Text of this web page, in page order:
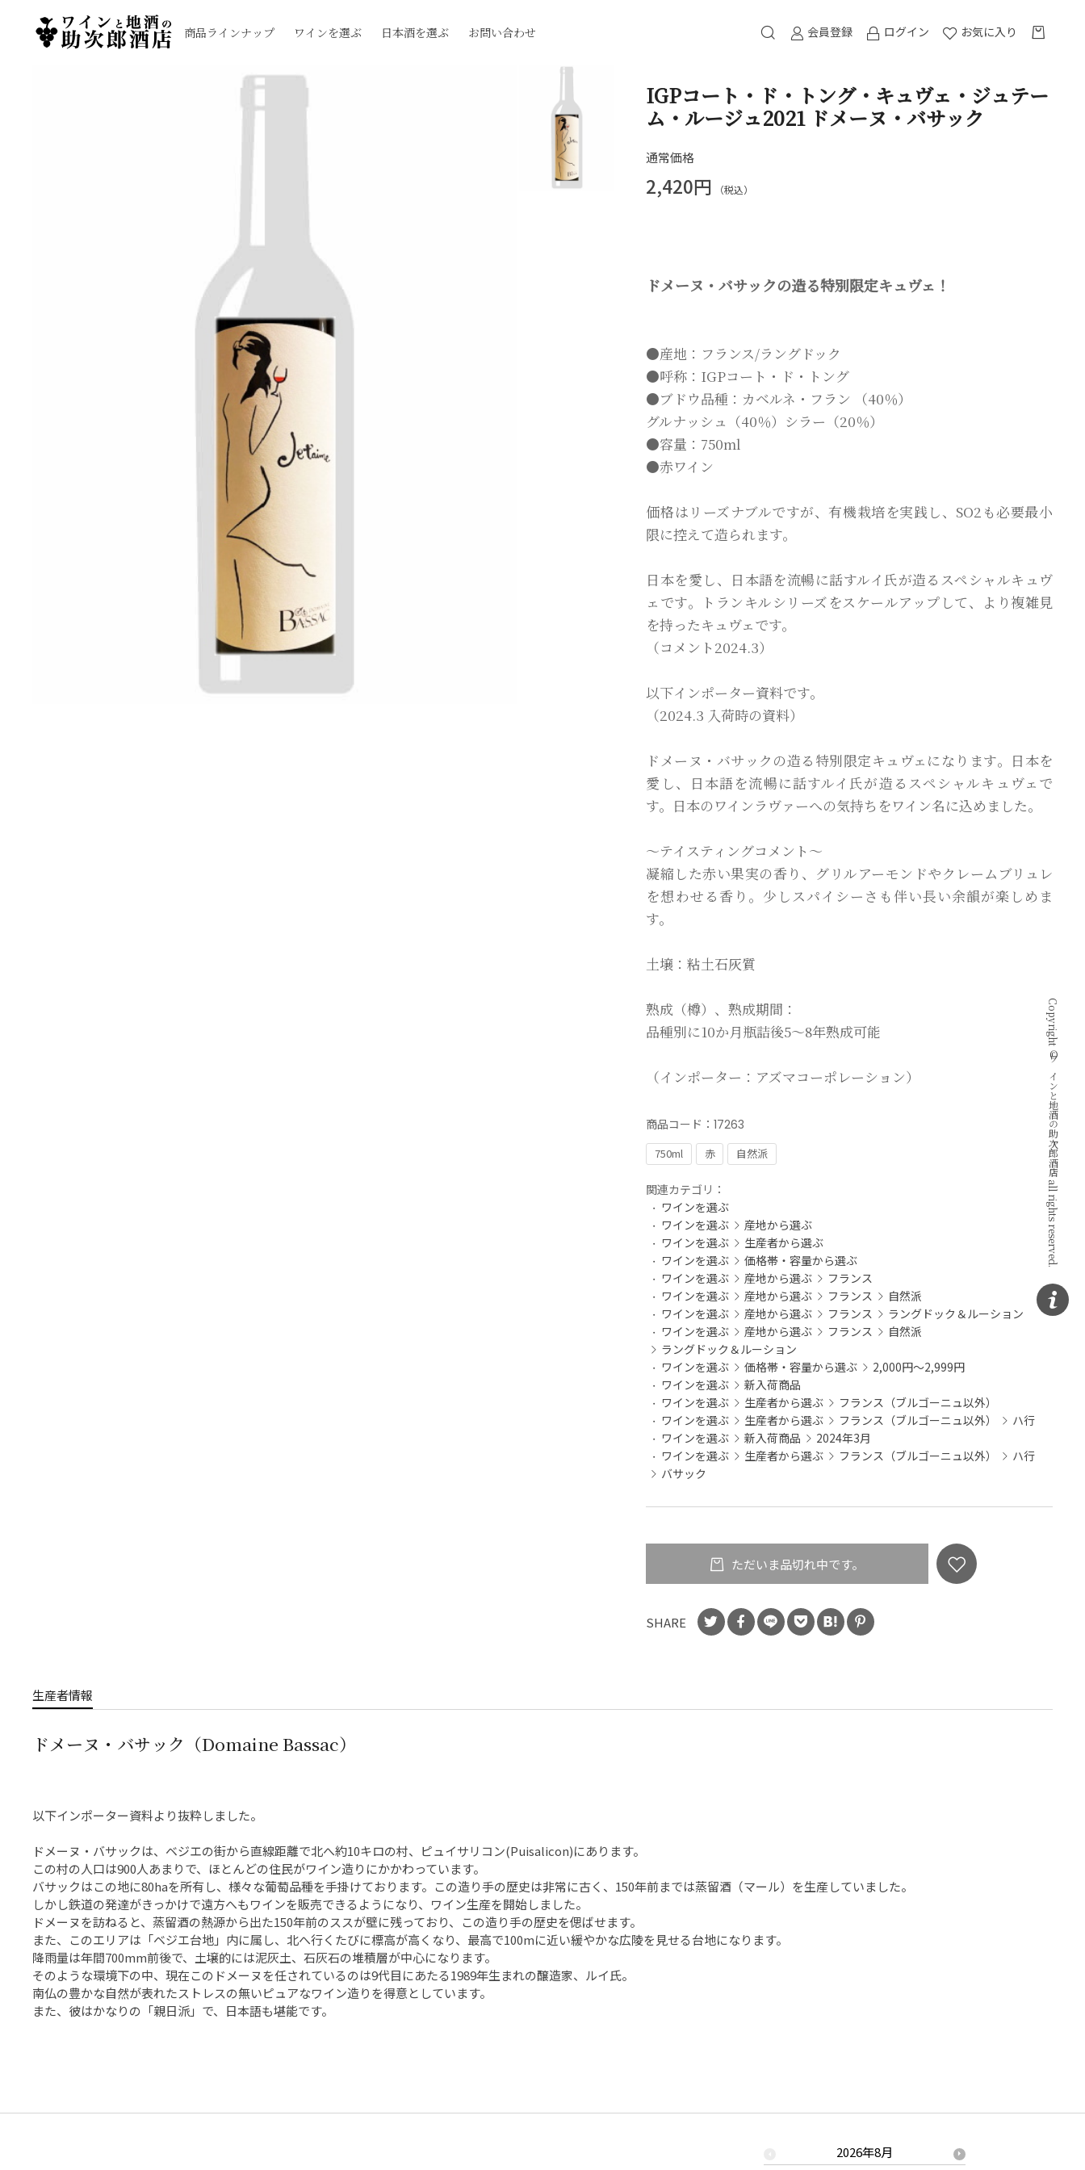
商品ラインナップ ワインを選ぶ 日本酒を選ぶ お問い合わせ 会員登録 ログイン お気に入り
IGPコート・ド・トング・キュヴェ・ジュテー
ム・ルージュ2021 ドメーヌ・バサック
通常価格
2,420円 （税込）
ドメーヌ・バサックの造る特別限定キュヴェ！
●産地：フランス/ラングドック
●呼称：IGPコート・ド・トング
●ブドウ品種：カベルネ・フラン （40％）
グルナッシュ（40％）シラー（20％）
●容量：750ml
●赤ワイン
価格はリーズナブルですが、有機栽培を実践し、SO2も必要最小
限に控えて造られます。
日本を愛し、日本語を流暢に話すルイ氏が造るスペシャルキュヴ
ェです。トランキルシリーズをスケールアップして、より複雑見
を持ったキュヴェです。
（コメント2024.3）
以下インポーター資料です。
（2024.3 入荷時の資料）
ドメーヌ・バサックの造る特別限定キュヴェになります。日本を
愛し、日本語を流暢に話すルイ氏が造るスペシャルキュヴェで
す。日本のワインラヴァーへの気持ちをワイン名に込めました。
〜テイスティングコメント〜
凝縮した赤い果実の香り、グリルアーモンドやクレームブリュレ
を想わせる香り。少しスパイシーさも伴い長い余韻が楽しめま
す。
土壌：粘土石灰質
熟成（樽）、熟成期間：
品種別に10か月瓶詰後5～8年熟成可能
（インポーター：アズマコーポレーション）
商品コード：17263
750ml 赤 自然派
関連カテゴリ：
ワインを選ぶ
ワインを選ぶ
産地から選ぶ
ワインを選ぶ
生産者から選ぶ
ワインを選ぶ
価格帯・容量から選ぶ
ワインを選ぶ
産地から選ぶ
フランス
ワインを選ぶ
産地から選ぶ フランス
自然派
ワインを選ぶ
産地から選ぶ フランス
ラングドック＆ルーション
ワインを選ぶ
産地から選ぶ フランス
自然派
ラングドック＆ルーション
ワインを選ぶ
価格帯・容量から選ぶ
2,000円～2,999円
ワインを選ぶ
新入荷商品
ワインを選ぶ
生産者から選ぶ
フランス（ブルゴーニュ以外）
ワインを選ぶ
生産者から選ぶ フランス（ブルゴーニュ以外）
ハ行
ワインを選ぶ
新入荷商品
2024年3月
ワインを選ぶ
生産者から選ぶ フランス（ブルゴーニュ以外）
ハ行
バサック
ただいま品切れ中です。
SHARE
生産者情報
ドメーヌ・バサック（Domaine Bassac）
以下インポーター資料より抜粋しました。
ドメーヌ・バサックは、ベジエの街から直線距離で北へ約10キロの村、ピュイサリコン(Puisalicon)にあります。
この村の人口は900人あまりで、ほとんどの住民がワイン造りにかかわっています。
バサックはこの地に80haを所有し、様々な葡萄品種を手掛けております。この造り手の歴史は非常に古く、150年前までは蒸留酒（マール）を生産していました。
しかし鉄道の発達がきっかけで遠方へもワインを販売できるようになり、ワイン生産を開始しました。
ドメーヌを訪ねると、蒸留酒の熱源から出た150年前のススが壁に残っており、この造り手の歴史を偲ばせます。
また、このエリアは「ベジエ台地」内に属し、北へ行くたびに標高が高くなり、最高で100mに近い緩やかな広陵を見せる台地になります。
降雨量は年間700mm前後で、土壌的には泥灰土、石灰石の堆積層が中心になります。
そのような環境下の中、現在このドメーヌを任されているのは9代目にあたる1989年生まれの醸造家、ルイ氏。
南仏の豊かな自然が表れたストレスの無いピュアなワイン造りを得意としています。
また、彼はかなりの「親日派」で、日本語も堪能です。
2026年8月
Copyright © ワインと地酒の助次郎酒店 all rights reserved.